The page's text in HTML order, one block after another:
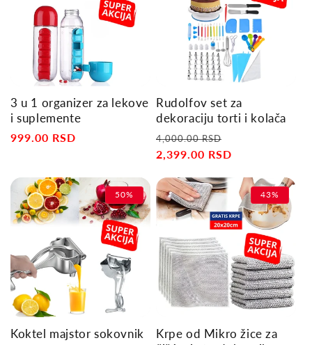
3 u 1 organizer za lekove
i suplemente
Sale
999.00 RSD
Rudolfov set za
dekoraciju torti i kolača
Regular
price
4,000.00 RSD
price
2,399.00 RSD
50%
Koktel majstor sokovnik
43%
Krpe od Mikro žice za